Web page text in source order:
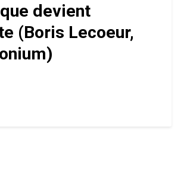
devient
(Boris Lecoeur,